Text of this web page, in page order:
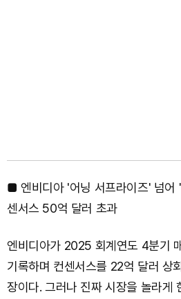
■ 엔비디아 '어닝 서프라이즈' 넘어
센서스 50억 달러 초과
엔비디아가 2025 회계연도 4분기
기록하며 컨센서스를 22억 달러 상
장이다. 그러나 진짜 시장을 놀라게